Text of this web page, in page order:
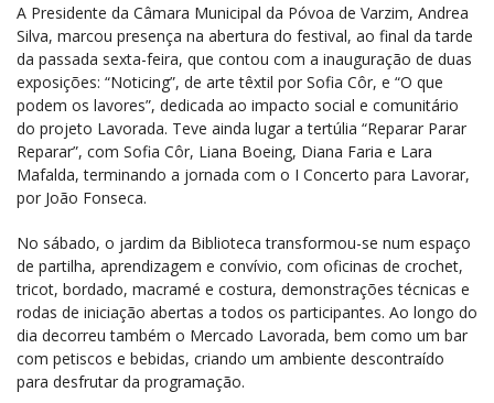
A Presidente da Câmara Municipal da Póvoa de Varzim, Andrea
Silva, marcou presença na abertura do festival, ao final da tarde
da passada sexta-feira, que contou com a inauguração de duas
exposições: “Noticing”, de arte têxtil por Sofia Côr, e “O que
podem os lavores”, dedicada ao impacto social e comunitário
do projeto Lavorada. Teve ainda lugar a tertúlia “Reparar Parar
Reparar”, com Sofia Côr, Liana Boeing, Diana Faria e Lara
Mafalda, terminando a jornada com o I Concerto para Lavorar,
por João Fonseca.
No sábado, o jardim da Biblioteca transformou-se num espaço
de partilha, aprendizagem e convívio, com oficinas de crochet,
tricot, bordado, macramé e costura, demonstrações técnicas e
rodas de iniciação abertas a todos os participantes. Ao longo do
dia decorreu também o Mercado Lavorada, bem como um bar
com petiscos e bebidas, criando um ambiente descontraído
para desfrutar da programação.